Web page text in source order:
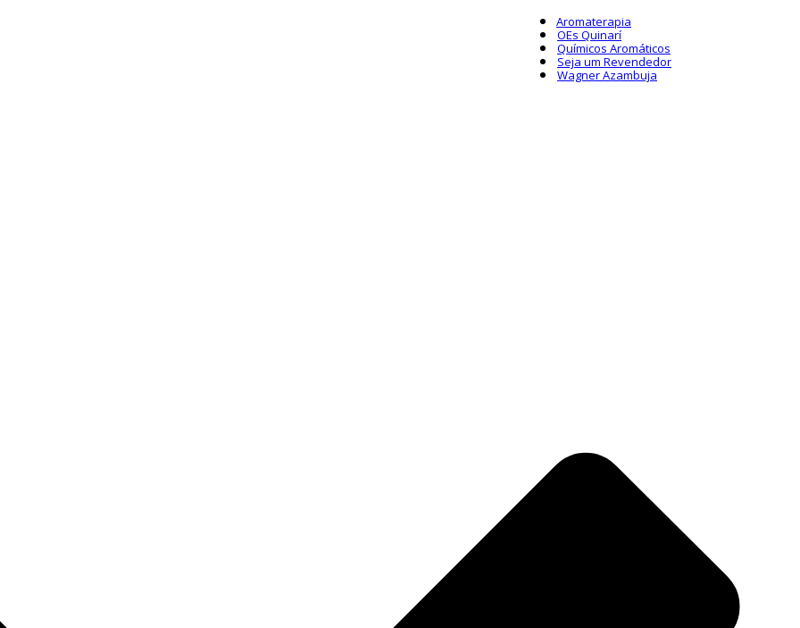
Aromaterapia
OEs Quinarí
Químicos Aromáticos
Seja um Revendedor
Wagner Azambuja